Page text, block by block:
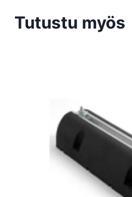
Tutustu myös